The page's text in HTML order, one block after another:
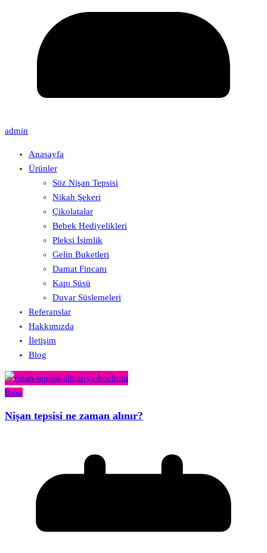
admin
Anasayfa
Ürünler
Söz Nişan Tepsisi
Nikah Şekeri
Çikolatalar
Bebek Hediyelikleri
Pleksi İsimlik
Gelin Buketleri
Damat Fincanı
Kapı Süsü
Duvar Süslemeleri
Referanslar
Hakkımızda
İletişim
Blog
Blog
Nişan tepsisi ne zaman alınır?